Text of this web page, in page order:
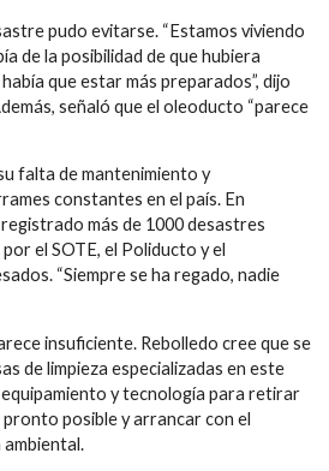
pudo evitarse. “Estamos viviendo
de la posibilidad de que hubiera
que estar más preparados”, dijo
señaló que el oleoducto “parece
falta de mantenimiento y
constantes en el país. En
más de 1000 desastres
el SOTE, el Poliducto y el
“Siempre se ha regado, nadie
insuficiente. Rebolledo cree que se
de limpieza especializadas en este
y tecnología para retirar
posible y arrancar con el